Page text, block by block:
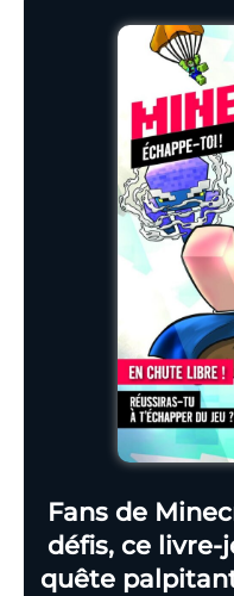
Fans de
défis, ce livre-
quête